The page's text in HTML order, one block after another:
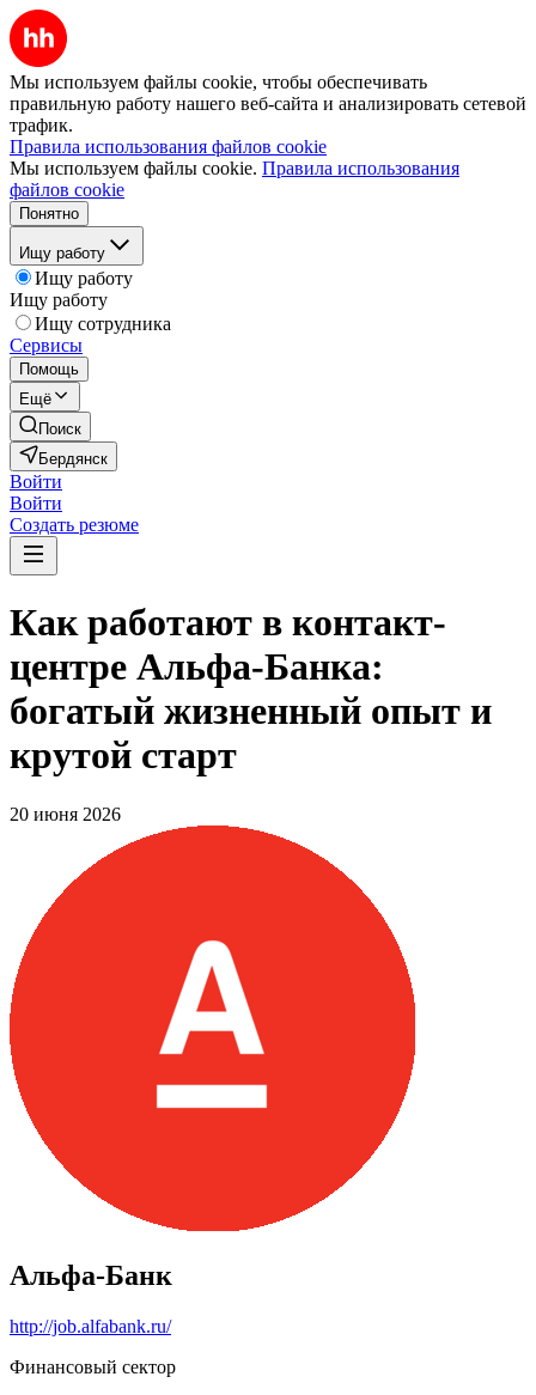
Мы используем файлы cookie, чтобы обеспечивать
правильную работу нашего веб-сайта и анализировать сетевой
трафик.
Правила использования файлов cookie
Мы используем файлы cookie. Правила использования
файлов cookie
Понятно
Ищу работу
Ищу работу
Ищу работу
Ищу сотрудника
Сервисы
Помощь
Ещё
Поиск
Бердянск
Войти
Войти
Создать резюме
Как работают в контакт-
центре Альфа-Банка:
богатый жизненный опыт и
крутой старт
20 июня 2026
Альфа-Банк
http://job.alfabank.ru/
Финансовый сектор